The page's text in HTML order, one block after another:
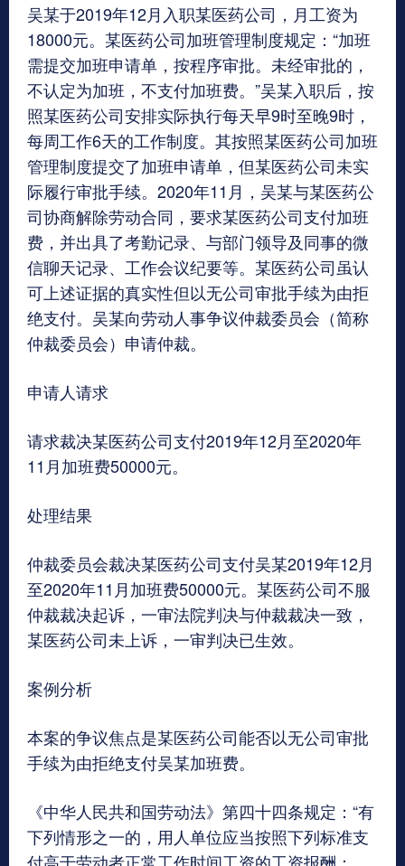
吴某于2019年12月入职某医药公司，月工资为
18000元。某医药公司加班管理制度规定：“加班
需提交加班申请单，按程序审批。未经审批的，
不认定为加班，不支付加班费。”吴某入职后，按
照某医药公司安排实际执行每天早9时至晚9时，
每周工作6天的工作制度。其按照某医药公司加班
管理制度提交了加班申请单，但某医药公司未实
际履行审批手续。2020年11月，吴某与某医药公
司协商解除劳动合同，要求某医药公司支付加班
费，并出具了考勤记录、与部门领导及同事的微
信聊天记录、工作会议纪要等。某医药公司虽认
可上述证据的真实性但以无公司审批手续为由拒
绝支付。吴某向劳动人事争议仲裁委员会（简称
仲裁委员会）申请仲裁。
申请人请求
请求裁决某医药公司支付2019年12月至2020年
11月加班费50000元。
处理结果
仲裁委员会裁决某医药公司支付吴某2019年12月
至2020年11月加班费50000元。某医药公司不服
仲裁裁决起诉，一审法院判决与仲裁裁决一致，
某医药公司未上诉，一审判决已生效。
案例分析
本案的争议焦点是某医药公司能否以无公司审批
手续为由拒绝支付吴某加班费。
《中华人民共和国劳动法》第四十四条规定：“有
下列情形之一的，用人单位应当按照下列标准支